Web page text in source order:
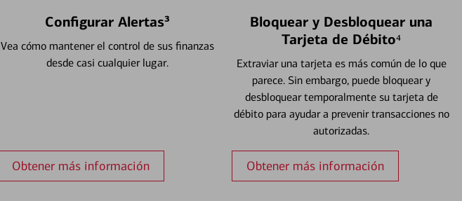
Configurar Alertas³
Vea cómo mantener el control de sus finanzas
desde casi cualquier lugar.
Obtener más información
Bloquear y Desbloquear una
Tarjeta de Débito⁴
Extraviar una tarjeta es más común de lo que
parece. Sin embargo, puede bloquear y
desbloquear temporalmente su tarjeta de
débito para ayudar a prevenir transacciones no
autorizadas.
Obtener más información